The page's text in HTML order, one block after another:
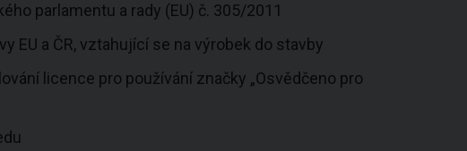
parlamentu a rady (EU) č. 305/2011
EU a ČR, vztahující se na výrobek do stavby
licence pro používání značky „Osvědčeno pro